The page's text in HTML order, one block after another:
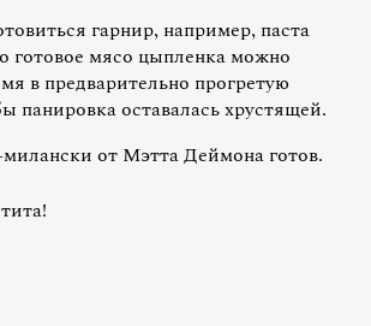
гарнир, например, паста
готовое мясо цыпленка можно
в предварительно прогретую
панировка оставалась хрустящей.
от Мэтта Деймона готов.